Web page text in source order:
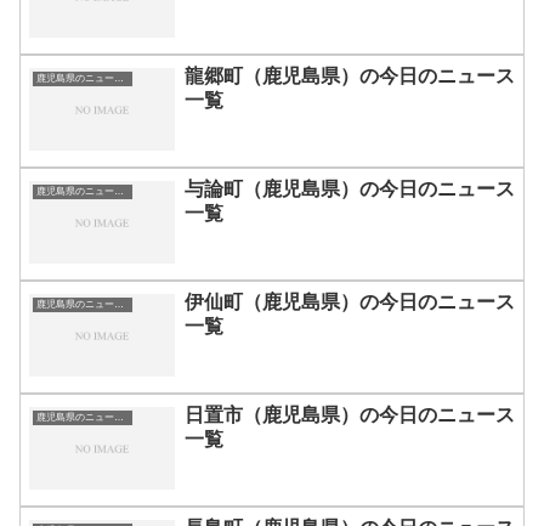
鹿児島県のニュース一覧
龍郷町（鹿児島県）の今日のニュース
一覧
鹿児島県のニュース一覧
与論町（鹿児島県）の今日のニュース
一覧
鹿児島県のニュース一覧
伊仙町（鹿児島県）の今日のニュース
一覧
鹿児島県のニュース一覧
日置市（鹿児島県）の今日のニュース
一覧